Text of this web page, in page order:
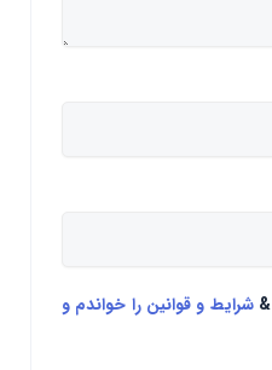
&شرایط و قوانین را خواندم و